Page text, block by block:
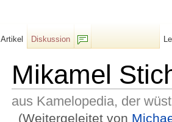
Mikamel
aus Kamelopedia, der
(Weitergeleitet von
Artikel
Diskussion